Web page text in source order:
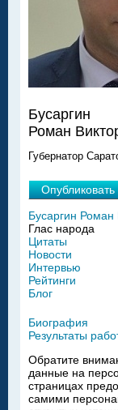
Бусаргин
Роман
Губернатор
Бусаргин Роман
Глас народа
Цитаты
Новости
Интервью
Рейтинги
Блог
Биография
Результаты
Обратите
данные на
страницах
самими